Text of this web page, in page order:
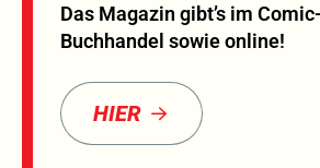
Das Magazin gibt’s im
Buchhandel sowie online!
HIER